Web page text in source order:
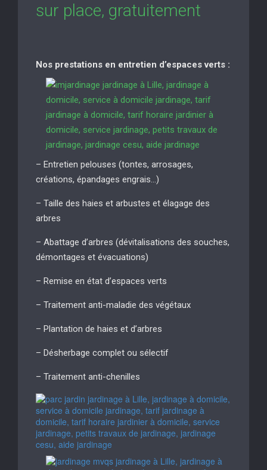
sur place, gratuitement
Nos prestations en entretien d’espaces verts :
– Entretien pelouses (tontes, arrosages,
créations, épandages engrais…)
– Taille des haies et arbustes et élagage des
arbres
– Abattage d’arbres (dévitalisations des souches,
démontages et évacuations)
– Remise en état d’espaces verts
– Traitement anti-maladie des végétaux
– Plantation de haies et d’arbres
– Désherbage complet ou sélectif
– Traitement anti-chenilles